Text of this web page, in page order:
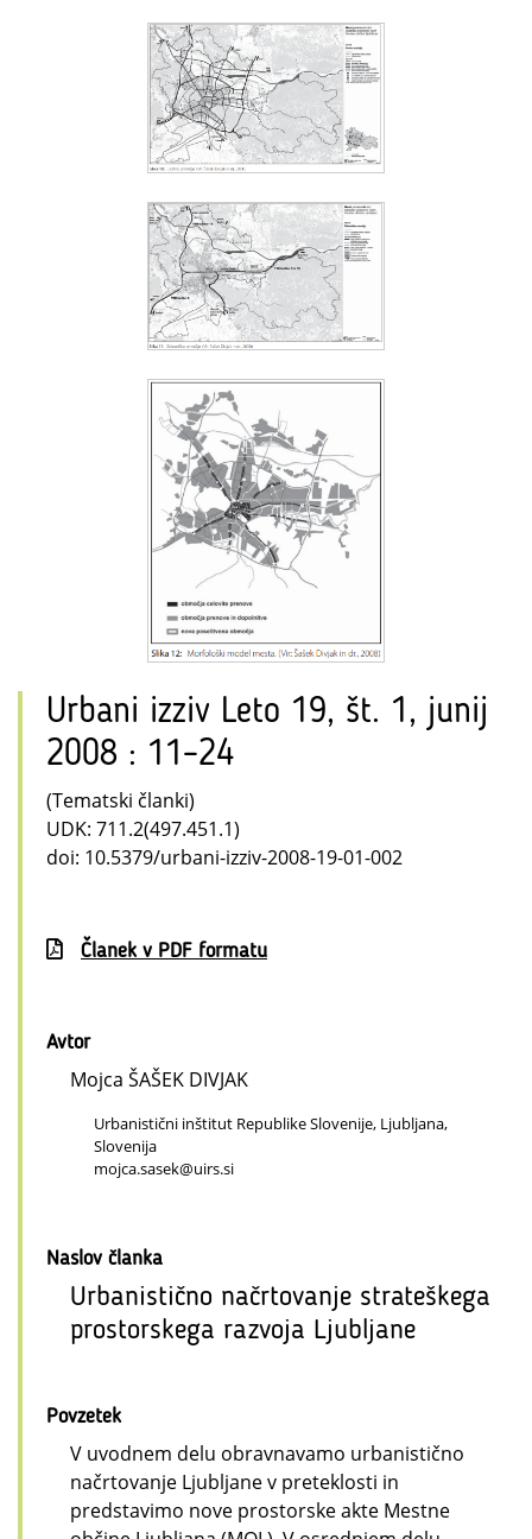
Urbani izziv Leto 19, št. 1, junij
2008 : 11–24
(Tematski članki)
UDK: 711.2(497.451.1)
doi: 10.5379/urbani-izziv-2008-19-01-002
Članek v PDF formatu
Avtor
Mojca ŠAŠEK DIVJAK
Urbanistični inštitut Republike Slovenije, Ljubljana,
Slovenija
mojca.sasek@uirs.si
Naslov članka
Urbanistično načrtovanje strateškega
prostorskega razvoja Ljubljane
Povzetek
V uvodnem delu obravnavamo urbanistično
načrtovanje Ljubljane v preteklosti in
predstavimo nove prostorske akte Mestne